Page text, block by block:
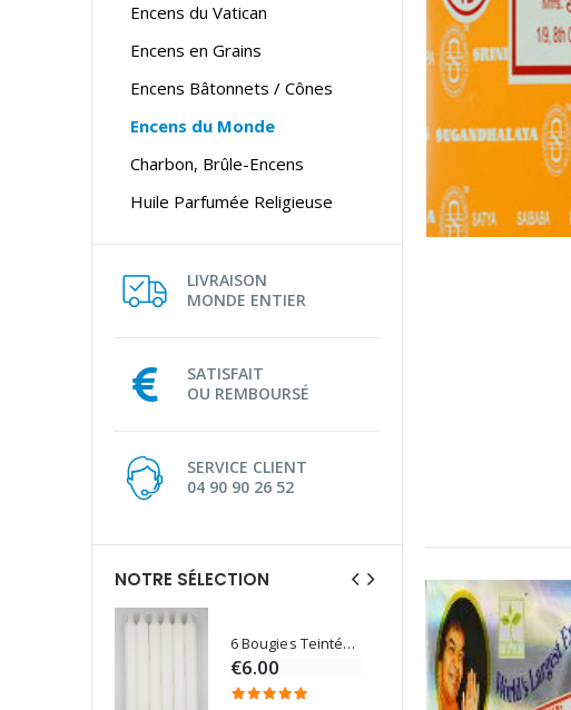
Encens du Vatican
Encens en Grains
Encens Bâtonnets / Cônes
Encens du Monde
Charbon, Brûle-Encens
Huile Parfumée Religieuse
LIVRAISON
MONDE ENTIER
SATISFAIT
OU REMBOURSÉ
SERVICE CLIENT
04 90 90 26 52
NOTRE SÉLECTION
6 Bougies Teintées Masse Couleur Blanche
€6.00
-30%
€10.00